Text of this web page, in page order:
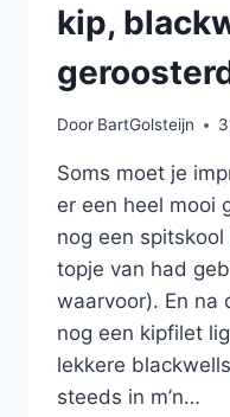
kip,
Door BartGolsteijn
Soms moet je
er een heel mooi
nog een
topje van had
waarvoor). En na
nog een kipfilet
lekkere
steeds in m’n…